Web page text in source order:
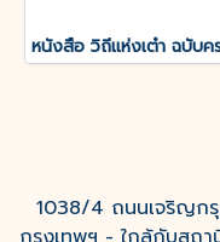
1038/4 ถนนเจริญก